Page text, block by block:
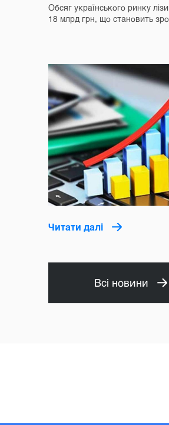
Обсяг українського ринку
18 млрд грн, що становить
Читати далі
Всі новини